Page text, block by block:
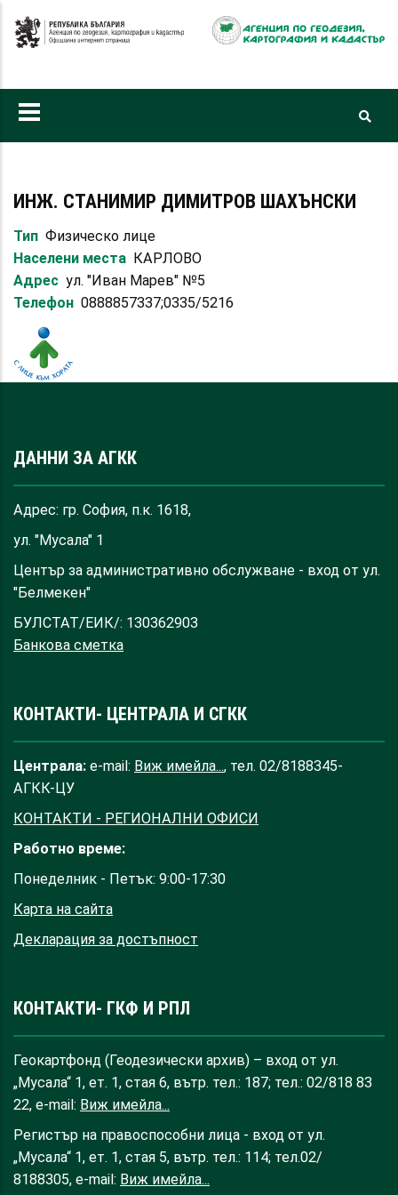
към
ИНЖ. СТАНИМИР ДИМИТРОВ ШАХЪНСКИ
Тип Физическо лице
Населени места КАРЛОВО
Адрес ул. "Иван Марев" №5
Телефон 0888857337;0335/5216
ДАННИ ЗА АГКК
Адрес: гр. София, п.к. 1618,
ул. "Мусала" 1
Център за административно обслужване - вход от ул.
"Белмекен"
БУЛСТАТ/ЕИК/: 130362903
Банкова сметка
КОНТАКТИ- ЦЕНТРАЛА И СГКК
Централа: e-mail: Виж имейла..., тел. 02/8188345-
АГКК-ЦУ
КОНТАКТИ - РЕГИОНАЛНИ ОФИСИ
Работно време:
Понеделник - Петък: 9:00-17:30
Карта на сайта
Декларация за достъпност
КОНТАКТИ- ГКФ И РПЛ
Геокартфонд (Геодезически архив) – вход от ул.
„Мусала“ 1, ет. 1, стая 6, вътр. тел.: 187; тел.: 02/818 83
22, e-mail: Виж имейла...
Регистър на правоспособни лица - вход от ул.
„Мусала“ 1, ет. 1, стая 5, вътр. тел.: 114; тел.02/
8188305, e-mail: Виж имейла...